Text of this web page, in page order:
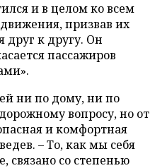
и в целом ко всем
призвав их
друг к другу. Он
пассажиров
ни по дому, ни по
вопросу, но от
и комфортная
– То, как мы себя
связано со степенью